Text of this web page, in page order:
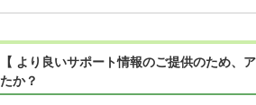
【 より良いサポート情報のご提供のため
たか？